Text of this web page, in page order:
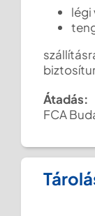
légi
Átadás:
FCA